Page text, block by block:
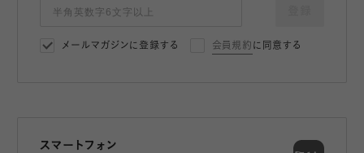
メールマガジンに登録する 会員規約 に同意する
スマートフォン